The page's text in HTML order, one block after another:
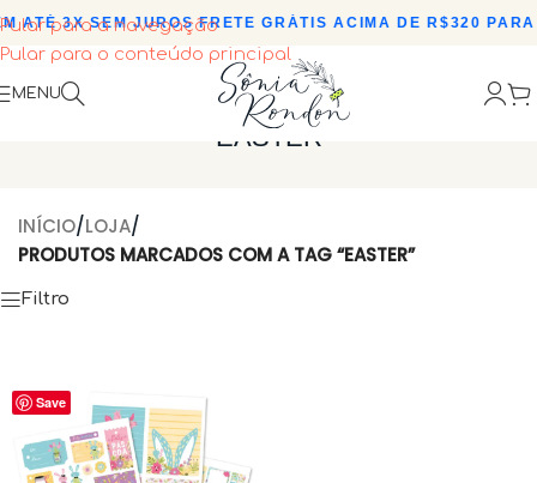
Pular para a navegação
Pular para o conteúdo principal
ATÉ 3X SEM JUROS•FRETE GRÁTIS ACIMA DE R$320 PARA
MENU
EASTER
INÍCIO/LOJA/
PRODUTOS MARCADOS COM A TAG “EASTER”
Filtro
Save